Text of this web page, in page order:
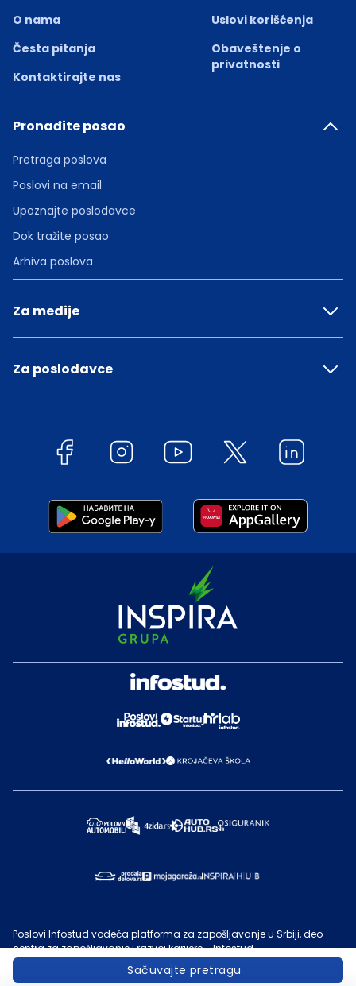
Sačuvajte pretragu
O nama
Česta pitanja
Kontaktirajte nas
Uslovi korišćenja
Obaveštenje o
privatnosti
Pronađite posao
Pretraga poslova
Poslovi na email
Upoznajte poslodavce
Dok tražite posao
Arhiva poslova
Za medije
Za poslodavce
Poslovi Infostud vodeća platforma za zapošljavanje u Srbiji, deo
centra za zapošljavanje i razvoj karijere - Infostud.
©
Infostud rešenja d.o.o. Subotica
Poslovi.infostud.com
je vlasništvo Infostuda. Zabranjeno je njegovo